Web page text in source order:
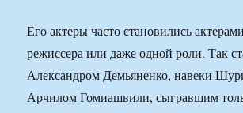
Его актеры часто становились
режиссера или даже одной роли. Так
Александром Демьяненко, навеки
Арчилом Гомиашвили, сыгравшим